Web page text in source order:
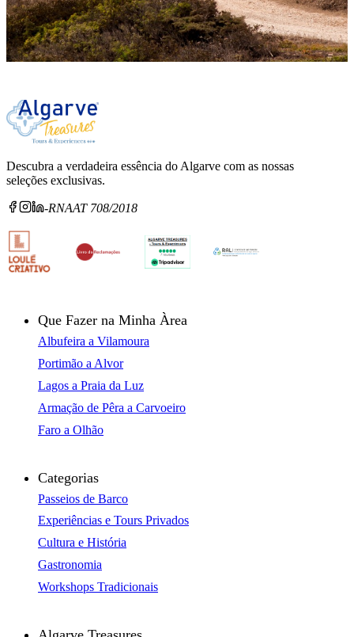
Descubra a verdadeira essência do Algarve com as nossas
seleções exclusivas.
-RNAAT 708/2018
Que Fazer na Minha Àrea
Albufeira a Vilamoura
Portimão a Alvor
Lagos a Praia da Luz
Armação de Pêra a Carvoeiro
Faro a Olhão
Categorias
Passeios de Barco
Experiências e Tours Privados
Cultura e História
Gastronomia
Workshops Tradicionais